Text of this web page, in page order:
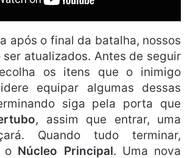
após o final da batalha, nossos
atualizados. Antes de seguir
os itens que o inimigo
equipar algumas dessas
siga pela porta que
, assim que entrar, uma
Quando tudo terminar,
o Núcleo Principal. Uma nova